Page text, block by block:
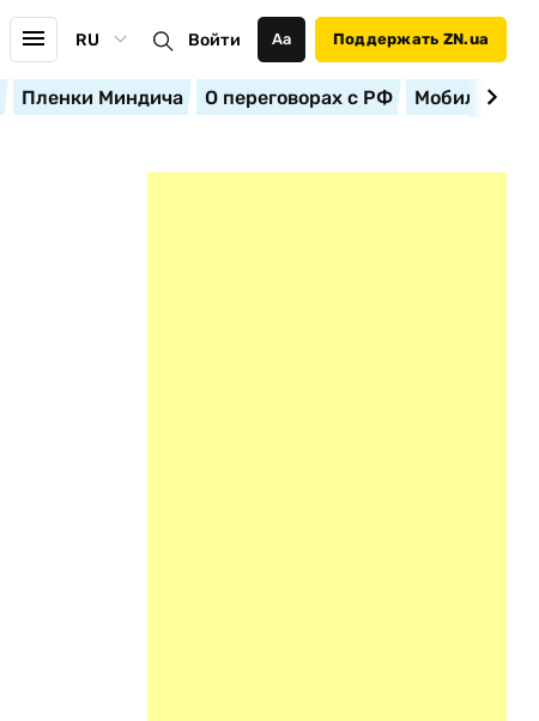
RU Войти Аа Поддержать ZN.ua
Пленки Миндича О переговорах с РФ